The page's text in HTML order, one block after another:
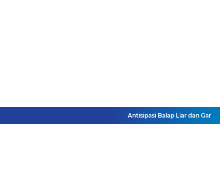
Antisipasi Balap Liar dan